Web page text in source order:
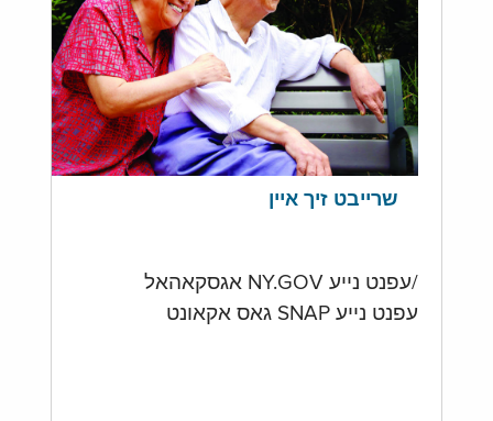
שרייבט זיך איין
/עפנט נייע NY.GOV אגסקאהאל
עפנט נייע SNAP גאס אקאונט